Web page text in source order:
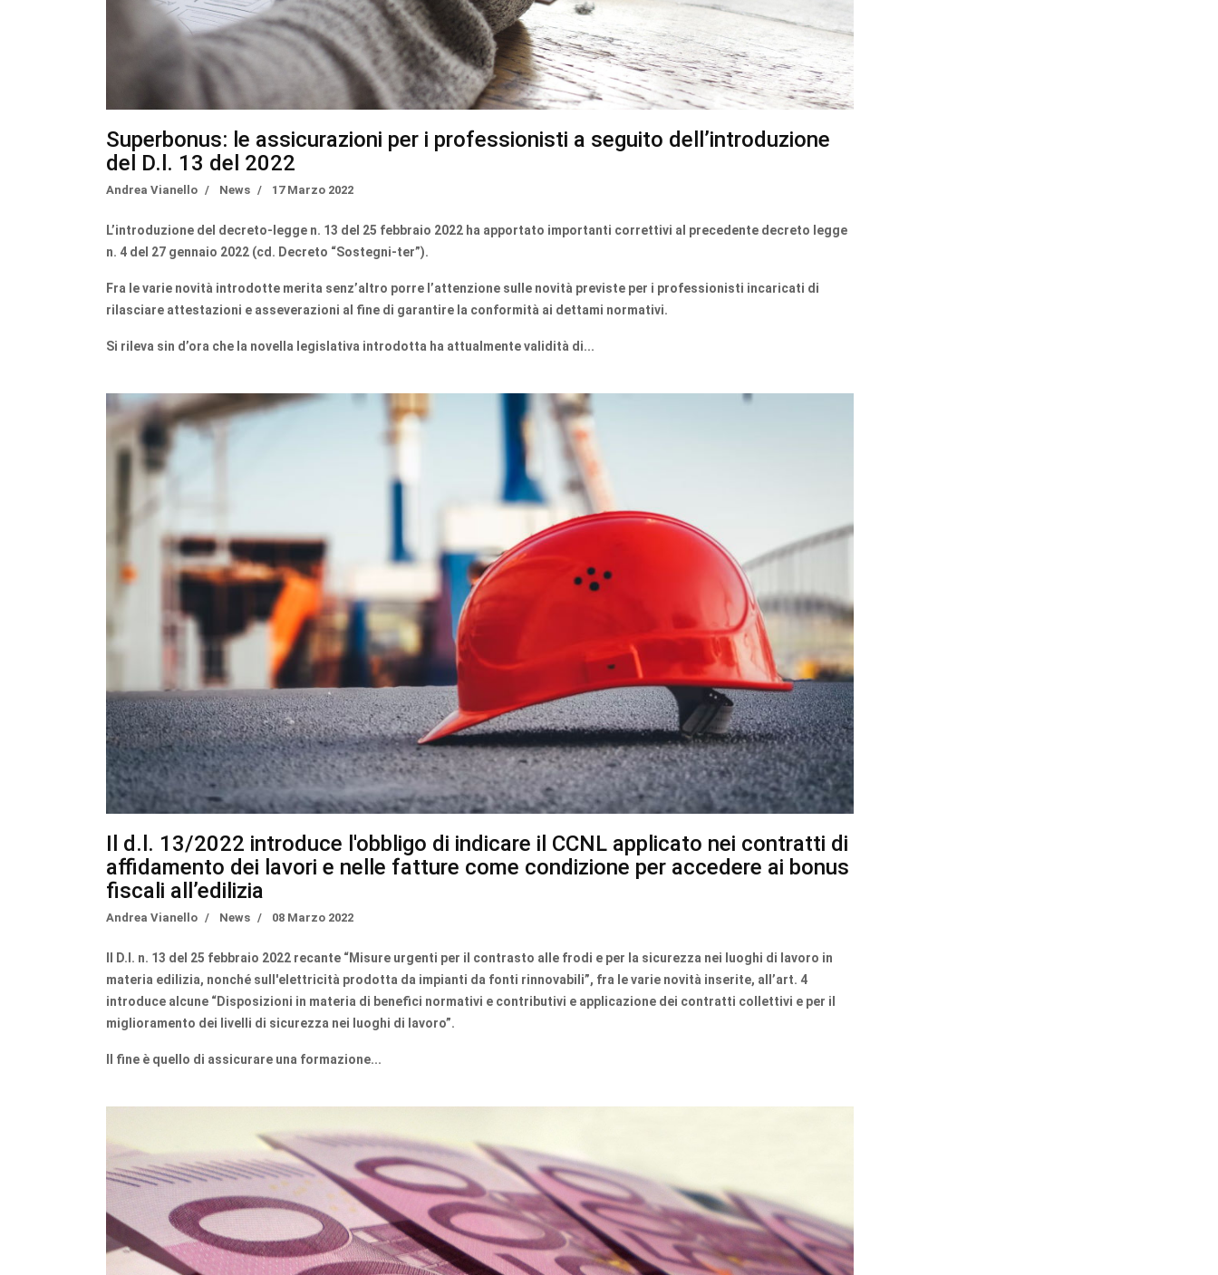
Superbonus: le assicurazioni per i professionisti a seguito dell’introduzione
del D.l. 13 del 2022
Andrea Vianello News 17 Marzo 2022
L’introduzione del decreto-legge n. 13 del 25 febbraio 2022 ha apportato importanti correttivi al precedente decreto legge
n. 4 del 27 gennaio 2022 (cd. Decreto “Sostegni-ter”).
Fra le varie novità introdotte merita senz’altro porre l’attenzione sulle novità previste per i professionisti incaricati di
rilasciare attestazioni e asseverazioni al fine di garantire la conformità ai dettami normativi.
Si rileva sin d’ora che la novella legislativa introdotta ha attualmente validità di...
Il d.l. 13/2022 introduce l'obbligo di indicare il CCNL applicato nei contratti di
affidamento dei lavori e nelle fatture come condizione per accedere ai bonus
fiscali all’edilizia
Andrea Vianello News 08 Marzo 2022
Il D.l. n. 13 del 25 febbraio 2022 recante “Misure urgenti per il contrasto alle frodi e per la sicurezza nei luoghi di lavoro in
materia edilizia, nonché sull'elettricità prodotta da impianti da fonti rinnovabili”, fra le varie novità inserite, all’art. 4
introduce alcune “Disposizioni in materia di benefici normativi e contributivi e applicazione dei contratti collettivi e per il
miglioramento dei livelli di sicurezza nei luoghi di lavoro”.
Il fine è quello di assicurare una formazione...